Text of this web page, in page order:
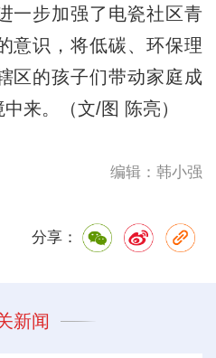
步加强了电瓷社区青
意识，将低碳、环保理
区的孩子们带动家庭成
来。（文/图 陈亮）
编辑：韩小强
分享：
新闻